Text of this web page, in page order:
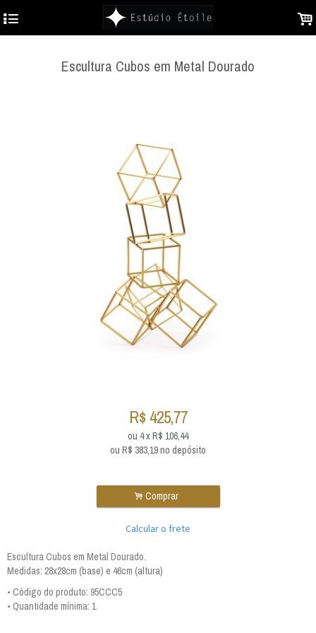
4 .
Escultura Cubos em Metal Dourado
R$ 425,77
ou 4xR$ 106,44
ou R$ 383,19no depósito
. Comprar
Calcular o frete
Escultura Cubos em Metal Dourado.
Medidas: 28x28cm (base) e 46cm (altura)
• Código do produto: 95CCC5
• Quantidade mínima: 1